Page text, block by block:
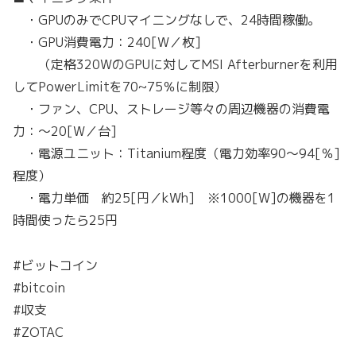
・GPUのみでCPUマイニングなしで、24時間稼働。
・GPU消費電力：240[W／枚]
（定格320WのGPUに対してMSI Afterburnerを利用
してPowerLimitを70~75％に制限）
・ファン、CPU、ストレージ等々の周辺機器の消費電
力：～20[W／台]
・電源ユニット：Titanium程度（電力効率90～94[％]
程度）
・電力単価 約25[円／kWh] ※1000[W]の機器を1
時間使ったら25円
#ビットコイン
#bitcoin
#収支
#ZOTAC